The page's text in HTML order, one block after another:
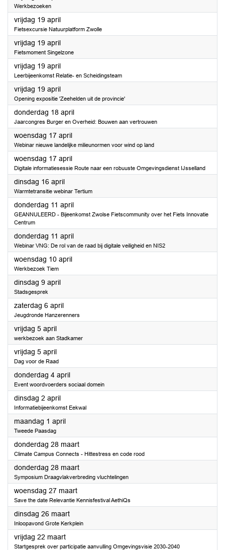
Werkbezoeken
vrijdag 19 april2024
Fietsexcursie Natuurplatform Zwolle
vrijdag 19 april2024
Fietsmoment Singelzone
vrijdag 19 april2024
Leerbijeenkomst Relatie- en Scheidingsteam
vrijdag 19 april2024
Opening expositie 'Zeehelden uit de provincie'
donderdag 18 april2024
Jaarcongres Burger en Overheid: Bouwen aan vertrouwen
woensdag 17 april2024
Webinar nieuwe landelijke milieunormen voor wind op land
woensdag 17 april2024
Digitale informatiesessie Route naar een robuuste Omgevingsdienst IJsselland
dinsdag 16 april2024
Warmtetransitie webinar Tertium
donderdag 11 april2024
GEANNULEERD - Bijeenkomst Zwolse Fietscommunity over het Fiets Innovatie
Centrum
donderdag 11 april2024
Webinar VNG: De rol van de raad bij digitale veiligheid en NIS2
woensdag 10 april2024
Werkbezoek Tiem
dinsdag 9 april2024
Stadsgesprek
zaterdag 6 april2024
Jeugdronde Hanzerenners
vrijdag 5 april2024
werkbezoek aan Stadkamer
vrijdag 5 april2024
Dag voor de Raad
donderdag 4 april2024
Event woordvoerders sociaal domein
dinsdag 2 april2024
Informatiebijeenkomst Eekwal
maandag 1 april2024
Tweede Paasdag
donderdag 28 maart2024
Climate Campus Connects - Hittestress en code rood
donderdag 28 maart2024
Symposium Draagvlakverbreding vluchtelingen
woensdag 27 maart2024
Save the date Relevantie Kennisfestival AethiQs
dinsdag 26 maart2024
Inloopavond Grote Kerkplein
vrijdag 22 maart2024
Startgesprek over participatie aanvulling Omgevingsvisie 2030-2040